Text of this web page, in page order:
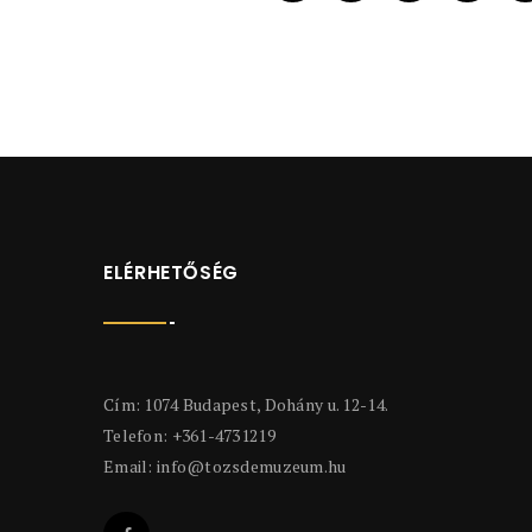
ELÉRHETŐSÉG
Cím: 1074 Budapest, Dohány u. 12-14.
Telefon: +361-4731219
Email: info@tozsdemuzeum.hu